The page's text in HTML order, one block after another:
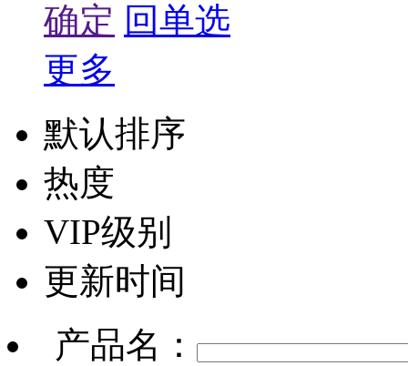
确定 回单选
更多
默认排序
热度
VIP级别
更新时间
产品名：